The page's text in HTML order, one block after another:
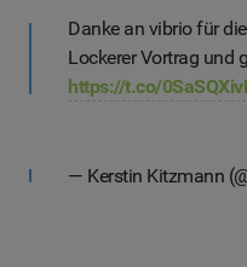
Danke an vibrio für
Lockerer Vortrag und
https://t.co/
— Kerstin Kitzmann